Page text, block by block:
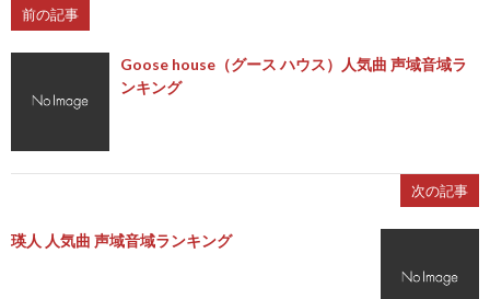
前の記事
Goose house（グース ハウス）人気曲 声域音域ラ
ンキング
次の記事
瑛人 人気曲 声域音域ランキング